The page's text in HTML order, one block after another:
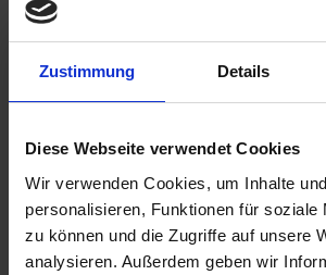
Zustimmung Details
Diese Webseite verwendet Cookies
Wir verwenden Cookies, um Inhalte
personalisieren, Funktionen für soziale
zu können und die Zugriffe auf unsere
analysieren. Außerdem geben wir
€10.90
Ready to ship today, Delivery time appr.
Germany
Add to